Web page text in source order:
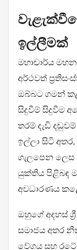
ඉල්ලීමක්
මහාචාර්ය
අර්ථවත්
ඔබ්බට ගමන්
සිදුවීම් සිදුවීම
තරම් දැඩි
ඉල්ලා සිටි
ගැලපෙන
යුක්තිය පිළිබඳ
අවධාරණය
ඔහුගේ අදහස්
සමාජය අතර
වේගය සහ